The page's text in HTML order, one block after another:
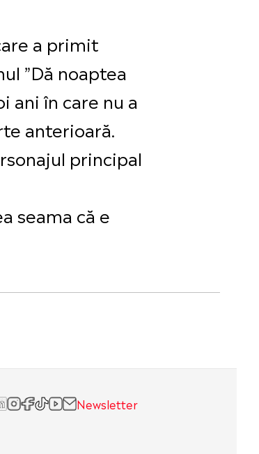
a primit
”Dă noaptea
ani în care nu a
anterioară.
principal
seama că e
Newsletter